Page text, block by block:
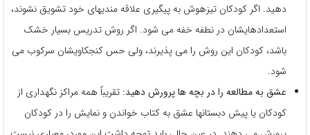
دهید. اگر کودکان تیزهوش به پیگیری علاقه مندیهای خود تشویق نشوند،
استعدادهایشان در نطفه خفه می شود. اگر روش تدریس بسیار خشک
باشد، کودکان این روش را می پذیرند، ولی حس کنجکاویشان سرکوب می
شود.
عشق به مطالعه را در بچه ها پرورش دهید: تقریباً همه مراکز نگهداری از
کودکان یا پیش دبستانها عشق به کتاب خواندن و نمایش را در کودکان